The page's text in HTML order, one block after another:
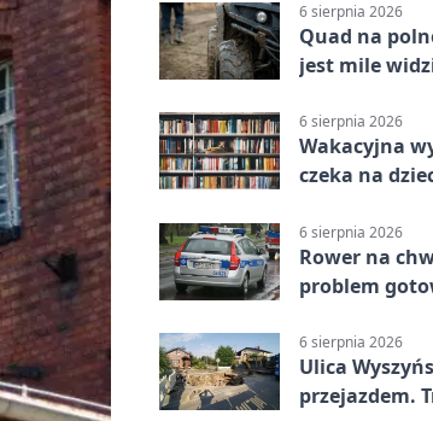
6 sierpnia 2026
Quad na
jest mile
6 sierpnia 2026
Wakacyjna
czeka na
6 sierpnia 2026
Rower na
problem
6 sierpnia 2026
Ulica
przejazdem.